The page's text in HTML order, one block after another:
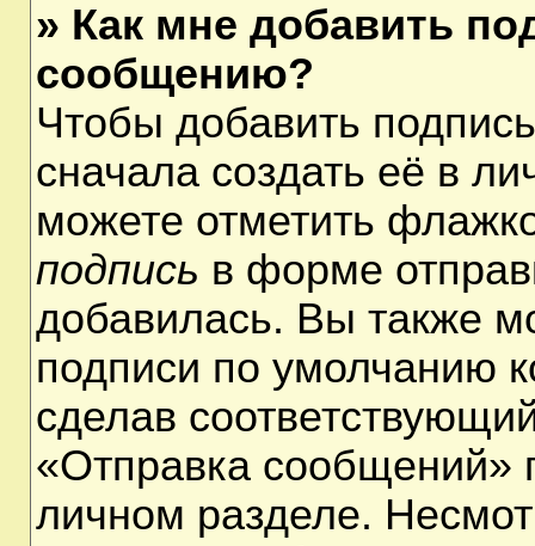
» Как мне добавить
сообщению?
Чтобы добавить
сначала создать её в
можете отметить
подпись в форме
добавилась. Вы также
подписи по умолчанию
сделав
«Отправка сообщений»
личном разделе.